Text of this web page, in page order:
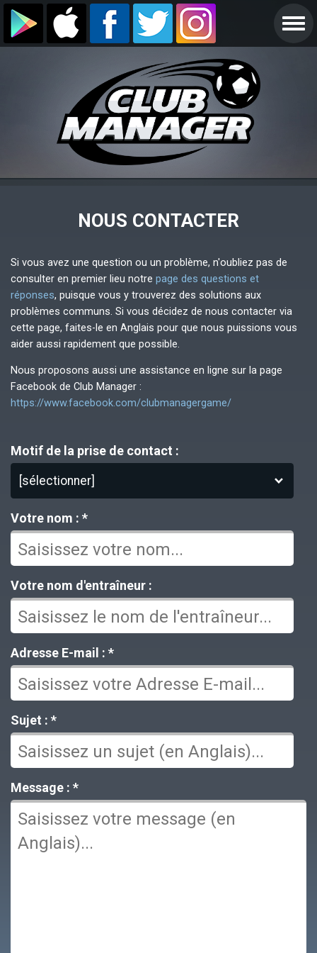
NOUS CONTACTER
Si vous avez une question ou un problème, n'oubliez pas de
consulter en premier lieu notre page des questions et
réponses, puisque vous y trouverez des solutions aux
problèmes communs. Si vous décidez de nous contacter via
cette page, faites-le en Anglais pour que nous puissions vous
aider aussi rapidement que possible.
Nous proposons aussi une assistance en ligne sur la page
Facebook de Club Manager :
https://www.facebook.com/clubmanagergame/
Motif de la prise de contact :
[sélectionner]
Votre nom : *
Votre nom d'entraîneur :
Adresse E-mail : *
Sujet : *
Message : *